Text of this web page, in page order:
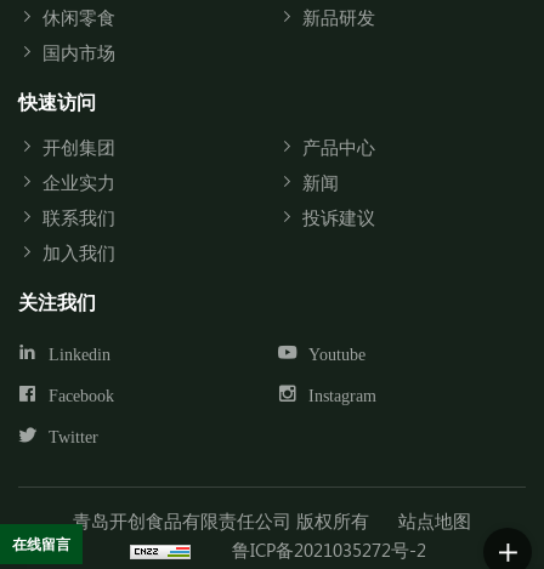
在线留言
休闲零食
新品研发
国内市场
快速访问
开创集团
产品中心
企业实力
新闻
联系我们
投诉建议
加入我们
关注我们
Linkedin Youtube
Facebook Instagram
Twitter
青岛开创食品有限责任公司 版权所有
站点地图
鲁ICP备2021035272号-2